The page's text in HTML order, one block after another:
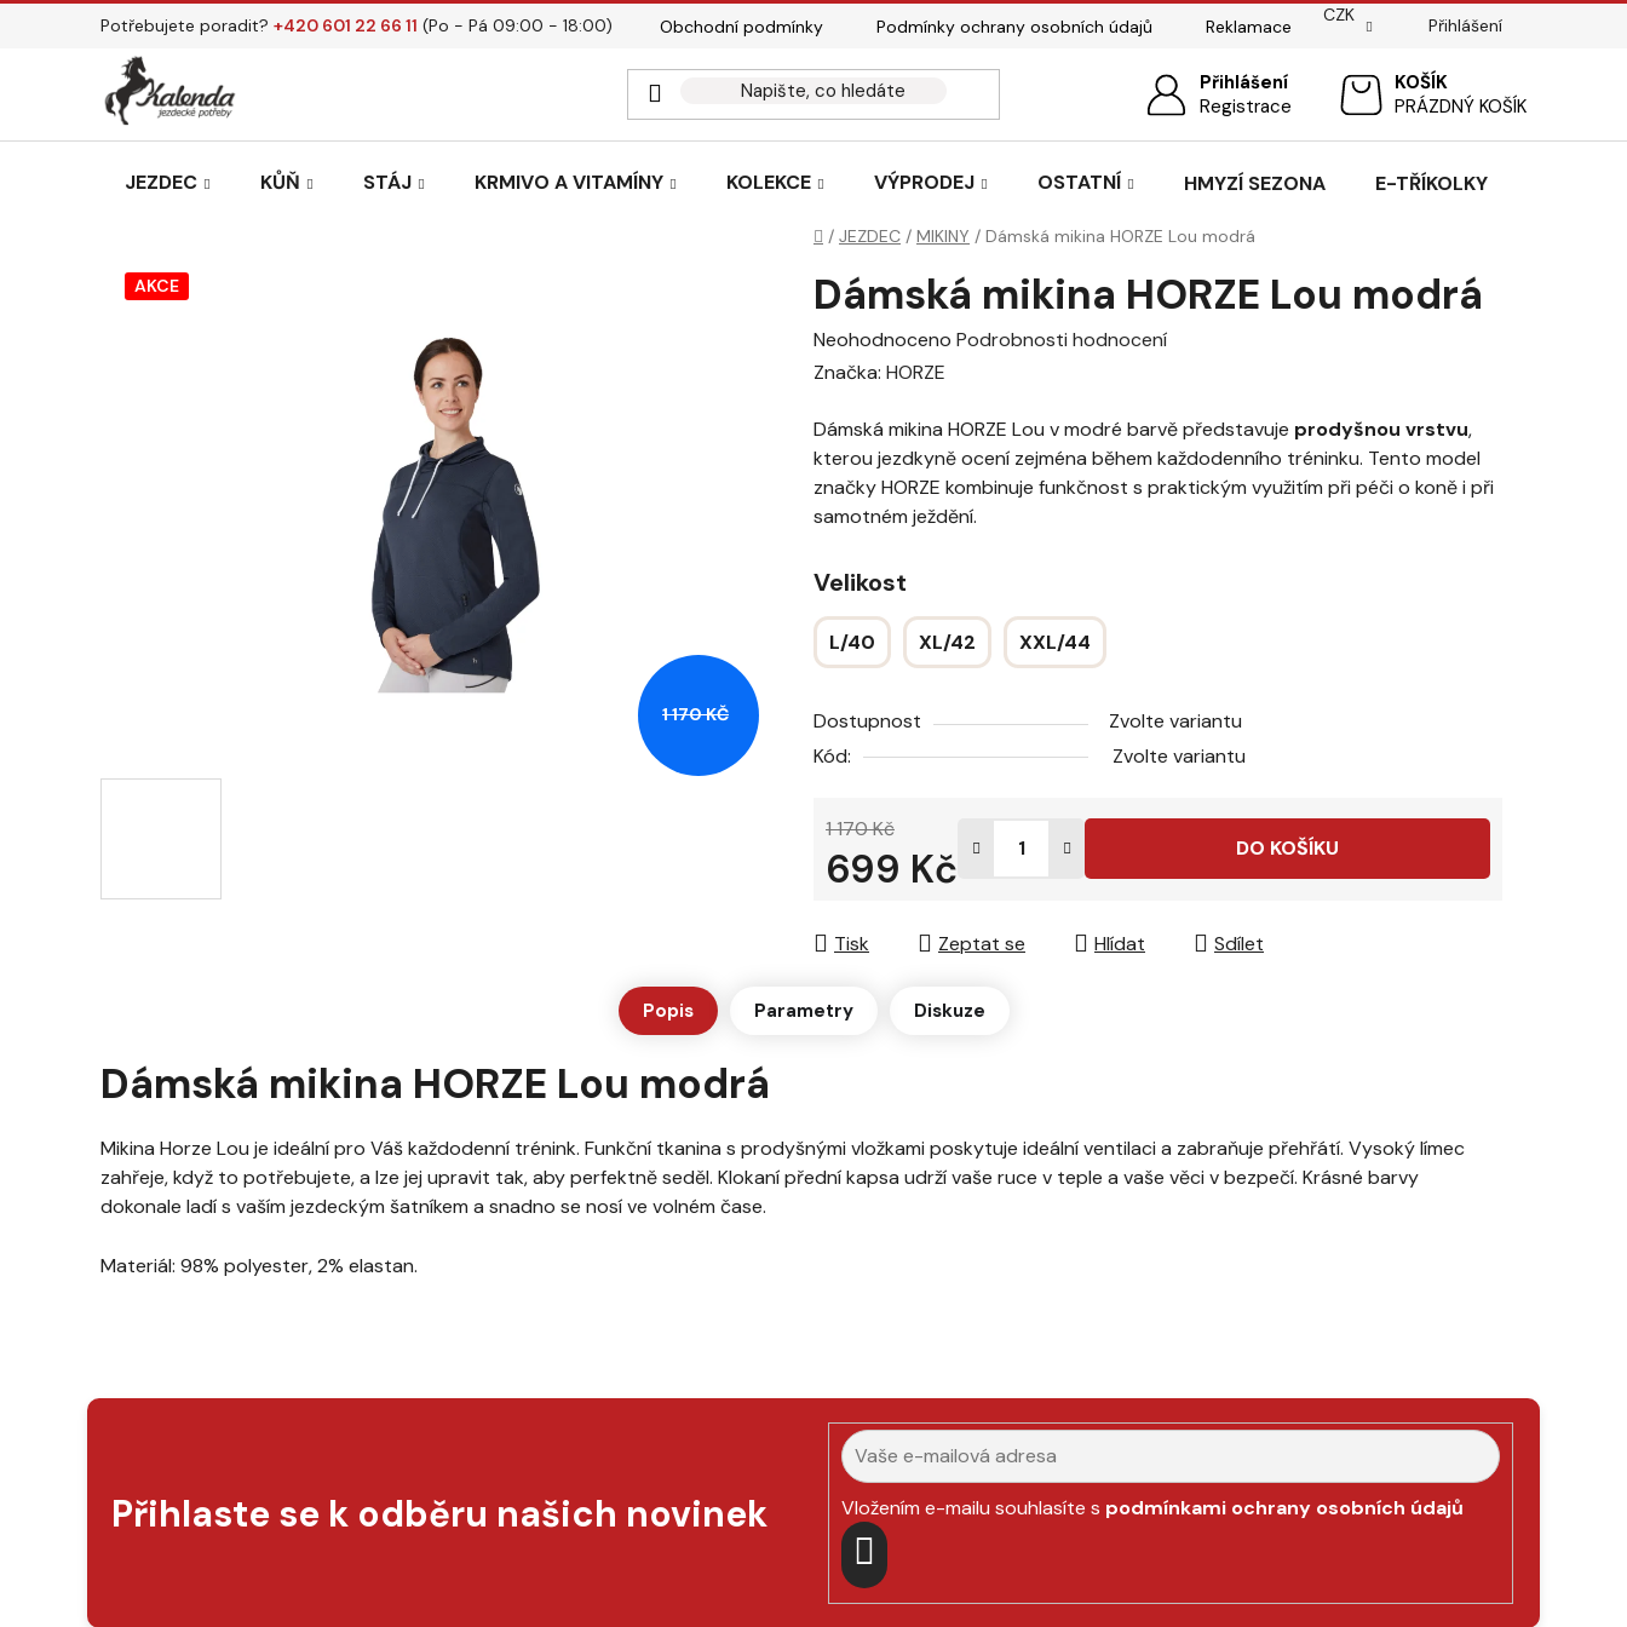
Přejít
Potřebujete poradit? +420 601 22 66 11 (Po - Pá 09:00 - 18:00) Obchodní podmínky Podmínky ochrany osobních údajů
Reklamace
Pasování sedel pro koně
CZK
Přihlášení
Přihlášení
Registrace
NÁKUPNÍPRÁZDNÝ KOŠÍK
JEZDEC KŮŇ STÁJ KRMIVO A VITAMÍNY KOLEKCE VÝPRODEJ OSTATNÍ HMYZÍ SEZONA E-TŘÍKOLKY
Domů
/ JEZDEC / MIKINY / Dámská mikina HORZE Lou modrá
Dámská mikina HORZE Lou modrá
Průměrné
hodnocení
je
0,0
z
Neohodnoceno Podrobnosti hodnocení
Značka: HORZE
Dámská mikina HORZE Lou v modré barvě představuje prodyšnou vrstvu,
kterou jezdkyně ocení zejména během každodenního tréninku. Tento model
značky HORZE kombinuje funkčnost s praktickým využitím při péči o koně i při
samotném ježdění.
Velikost
L/40 XL/42 XXL/44
Dostupnost
Zvolte variantu
Kód:
Zvolte variantu
1 170 Kč
699 Kč DO KOŠÍKU
Tisk Zeptat se Hlídat Sdílet
AKCE
1 170 KČ
Popis Parametry Diskuze
Dámská mikina HORZE Lou modrá
Mikina Horze Lou je ideální pro Váš každodenní trénink. Funkční tkanina s prodyšnými vložkami poskytuje ideální ventilaci a zabraňuje přehřátí. Vysoký límec
zahřeje, když to potřebujete, a lze jej upravit tak, aby perfektně seděl. Klokaní přední kapsa udrží vaše ruce v teple a vaše věci v bezpečí. Krásné barvy
dokonale ladí s vaším jezdeckým šatníkem a snadno se nosí ve volném čase.
Materiál: 98% polyester, 2% elastan.
Přihlaste se k odběru našich novinek Vložením e-mailu souhlasíte s podmínkami ochrany osobních údajů
PŘIHLÁSIT